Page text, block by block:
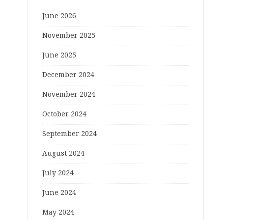
June 2026
November 2025
June 2025
December 2024
November 2024
October 2024
September 2024
August 2024
July 2024
June 2024
May 2024